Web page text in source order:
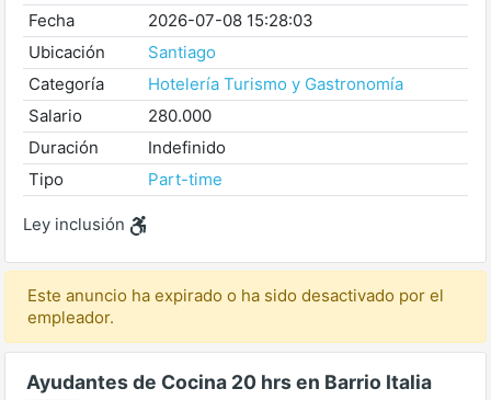
Fecha
2026-07-08 15:28:03
Ubicación
Santiago
Categoría
Hotelería Turismo y Gastronomía
Salario
280.000
Duración
Indefinido
Tipo
Part-time
Ley inclusión
Este anuncio ha expirado o ha sido desactivado por el
empleador.
Ayudantes de Cocina 20 hrs en Barrio Italia